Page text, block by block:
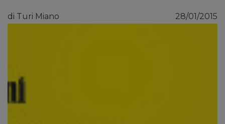
di Turi Miano 28/01/2015